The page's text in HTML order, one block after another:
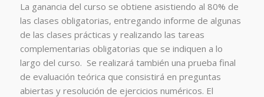
La ganancia del curso se obtiene asistiendo al 80% de
las clases obligatorias, entregando informe de algunas
de las clases prácticas y realizando las tareas
complementarias obligatorias que se indiquen a lo
largo del curso. Se realizará también una prueba final
de evaluación teórica que consistirá en preguntas
abiertas y resolución de ejercicios numéricos. El